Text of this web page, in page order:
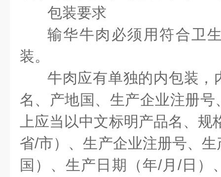
包装要求
输华牛肉必须用符合卫
装。
牛肉应有单独的内包装，
名、产地国、生产企业注册
上应当以中文标明产品名、
省/市）、生产企业注册号、
国）、生产日期（年/月/日）